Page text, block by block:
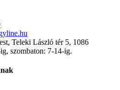
Teleki László tér 5, 1086
szombaton: 7-14-ig.